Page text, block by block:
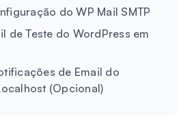
do WP Mail SMTP
de Teste do WordPress em
de Email do
(Opcional)